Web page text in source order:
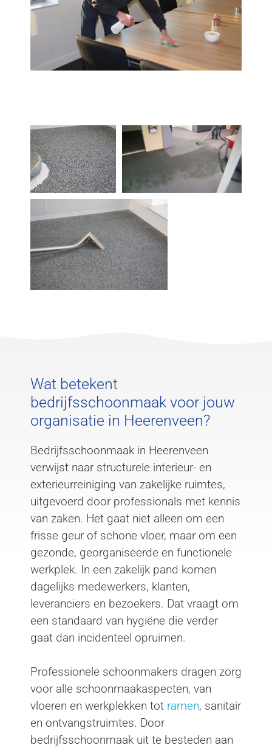
Wat betekent
bedrijfsschoonmaak voor jouw
organisatie in Heerenveen?
Bedrijfsschoonmaak in Heerenveen
verwijst naar structurele interieur- en
exterieurreiniging van zakelijke ruimtes,
uitgevoerd door professionals met kennis
van zaken. Het gaat niet alleen om een
frisse geur of schone vloer, maar om een
gezonde, georganiseerde en functionele
werkplek. In een zakelijk pand komen
dagelijks medewerkers, klanten,
leveranciers en bezoekers. Dat vraagt om
een standaard van hygiëne die verder
gaat dan incidenteel opruimen.
Professionele schoonmakers dragen zorg
voor alle schoonmaakaspecten, van
vloeren en werkplekken tot ramen, sanitair
en ontvangstruimtes. Door
bedrijfsschoonmaak uit te besteden aan